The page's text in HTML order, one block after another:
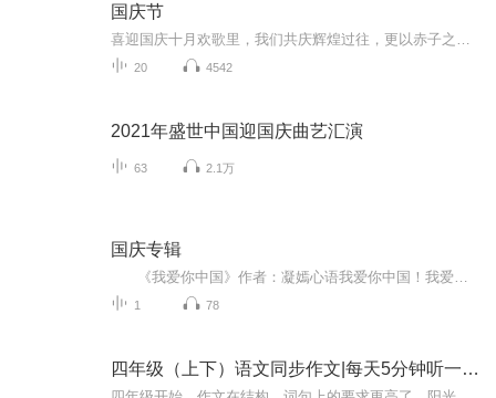
国庆节
20 4542
2021年盛世中国迎国庆曲艺汇演
63 2.1万
国庆专辑
1 78
四年级（上下）语文同步作文|每天5分钟听一篇好作文